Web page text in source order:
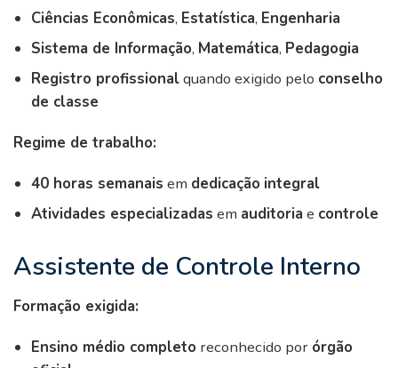
Ciências Econômicas, Estatística, Engenharia
Sistema de Informação, Matemática, Pedagogia
Registro profissionalquando exigido pelo conselho
de classe
Regime de trabalho:
40 horas semanais em dedicação integral
Atividades especializadas em auditoria e controle
Assistente de Controle Interno
Formação exigida:
Ensino médio completo reconhecido por órgão